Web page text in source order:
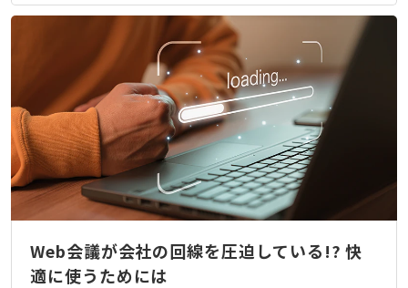
Web会議が会社の回線を圧迫している!? 快
適に使うためには